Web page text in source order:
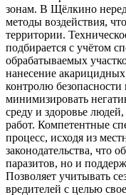
зонам. В Щёлкино
методы воздействия,
территории.
подбирается с учётом
обрабатываемых
нанесение
контролю
минимизировать
среду и здоровье
работ. Компетентные
процесс, исходя из
законодательства, что
паразитов, но и
Позволяет учитывать
вредителей с целью